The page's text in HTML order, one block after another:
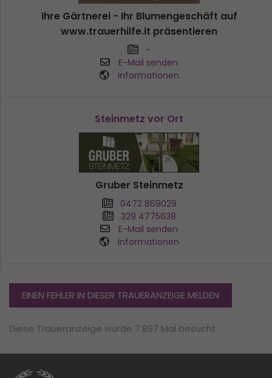
Ihre Gärtnerei - Ihr Blumengeschäft auf
www.trauerhilfe.it präsentieren
-
E-Mail senden
Informationen
Steinmetz vor Ort
Gruber Steinmetz
0472 869029
329 4775638
E-Mail senden
Informationen
EINEN FEHLER IN DIESER TRAUERANZEIGE MELDEN
Diese Traueranzeige wurde 7.897 Mal besucht